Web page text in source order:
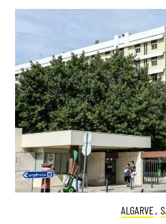
ALGARVE,